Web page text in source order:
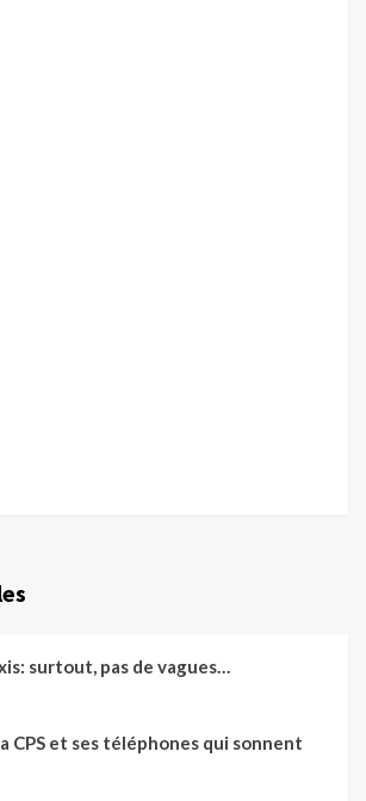
surtout, pas de vagues…
CPS et ses téléphones qui sonnent